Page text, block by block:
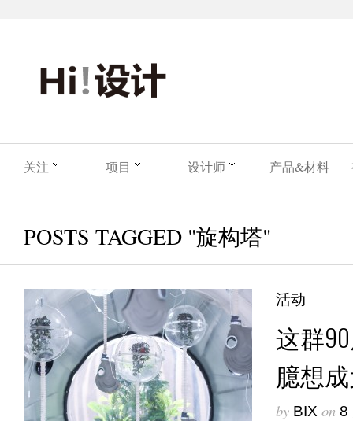
关注 项目 设计师 产品&材料
POSTS TAGGED "旋构塔"
活动
这群
臆想
by BIX on 8